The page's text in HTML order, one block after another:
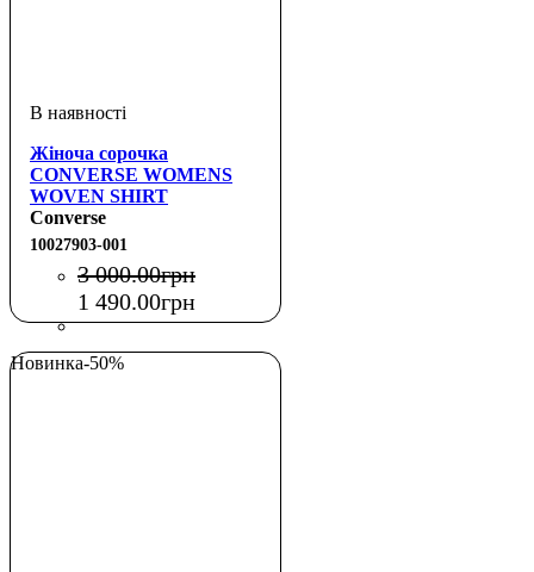
Жіноча сорочка
CONVERSE WOMENS
WOVEN SHIRT
Converse
10027903-001
3 000.00грн
1 490.00грн
Новинка-50%